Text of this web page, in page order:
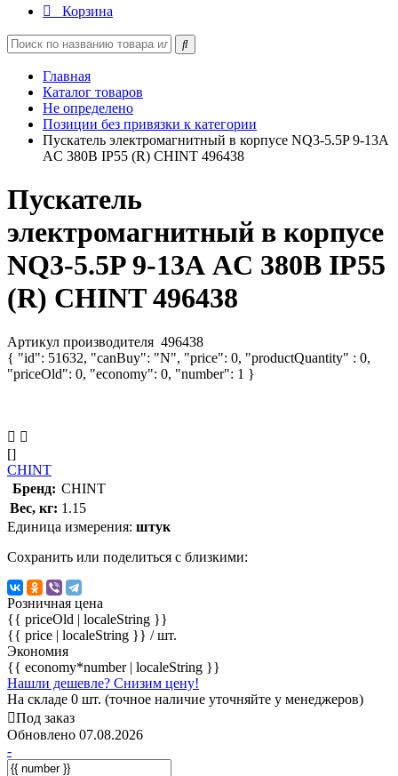
Корзина
Главная
Каталог товаров
Не определено
Позиции без привязки к категории
Пускатель электромагнитный в корпусе NQ3-5.5P 9-13А
AC 380В IP55 (R) CHINT 496438
Пускатель
электромагнитный в корпусе
NQ3-5.5P 9-13А AC 380В IP55
(R) CHINT 496438
Артикул производителя 496438
{ "id": 51632, "canBuy": "N", "price": 0, "productQuantity" : 0,
"priceOld": 0, "economy": 0, "number": 1 }
[]
CHINT
Бренд: CHINT
Вес, кг: 1.15
Единица измерения: штук
Сохранить или поделиться с близкими:
Розничная цена
{{ priceOld | localeString }}
{{ price | localeString }} / шт.
Экономия
{{ economy*number | localeString }}
Нашли дешевле? Снизим цену!
На складе 0 шт. (точное наличие уточняйте у менеджеров)
Под заказ
Обновлено 07.08.2026
-